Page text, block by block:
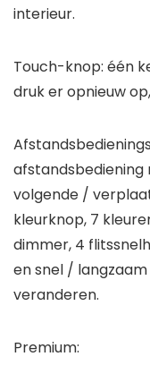
interieur.
Touch-knop: één
druk er opnieuw
volgende /
kleurknop, 7
dimmer, 4
en snel /
veranderen.
Premium: